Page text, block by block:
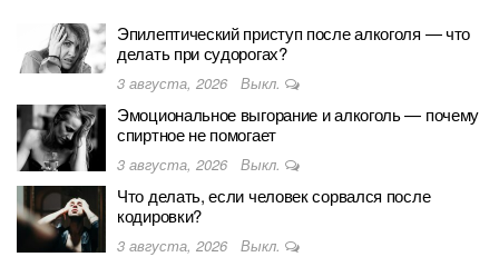
Эпилептический приступ после алкоголя — что
делать при судорогах?
3 августа, 2026 Выкл.
Эмоциональное выгорание и алкоголь — почему
спиртное не помогает
3 августа, 2026 Выкл.
Что делать, если человек сорвался после
кодировки?
3 августа, 2026 Выкл.